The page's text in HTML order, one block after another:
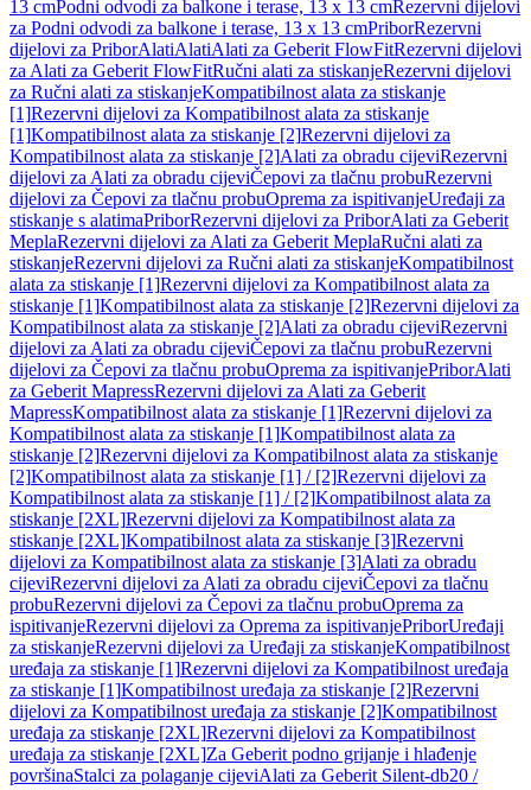
13 cmPodni odvodi za balkone i terase, 13 x 13 cmRezervni dijelovi
za Podni odvodi za balkone i terase, 13 x 13 cmPriborRezervni
dijelovi za PriborAlatiAlatiAlati za Geberit FlowFitRezervni dijelovi
za Alati za Geberit FlowFitRučni alati za stiskanjeRezervni dijelovi
za Ručni alati za stiskanjeKompatibilnost alata za stiskanje
[1]Rezervni dijelovi za Kompatibilnost alata za stiskanje
[1]Kompatibilnost alata za stiskanje [2]Rezervni dijelovi za
Kompatibilnost alata za stiskanje [2]Alati za obradu cijeviRezervni
dijelovi za Alati za obradu cijeviČepovi za tlačnu probuRezervni
dijelovi za Čepovi za tlačnu probuOprema za ispitivanjeUređaji za
stiskanje s alatimaPriborRezervni dijelovi za PriborAlati za Geberit
MeplaRezervni dijelovi za Alati za Geberit MeplaRučni alati za
stiskanjeRezervni dijelovi za Ručni alati za stiskanjeKompatibilnost
alata za stiskanje [1]Rezervni dijelovi za Kompatibilnost alata za
stiskanje [1]Kompatibilnost alata za stiskanje [2]Rezervni dijelovi za
Kompatibilnost alata za stiskanje [2]Alati za obradu cijeviRezervni
dijelovi za Alati za obradu cijeviČepovi za tlačnu probuRezervni
dijelovi za Čepovi za tlačnu probuOprema za ispitivanjePriborAlati
za Geberit MapressRezervni dijelovi za Alati za Geberit
MapressKompatibilnost alata za stiskanje [1]Rezervni dijelovi za
Kompatibilnost alata za stiskanje [1]Kompatibilnost alata za
stiskanje [2]Rezervni dijelovi za Kompatibilnost alata za stiskanje
[2]Kompatibilnost alata za stiskanje [1] / [2]Rezervni dijelovi za
Kompatibilnost alata za stiskanje [1] / [2]Kompatibilnost alata za
stiskanje [2XL]Rezervni dijelovi za Kompatibilnost alata za
stiskanje [2XL]Kompatibilnost alata za stiskanje [3]Rezervni
dijelovi za Kompatibilnost alata za stiskanje [3]Alati za obradu
cijeviRezervni dijelovi za Alati za obradu cijeviČepovi za tlačnu
probuRezervni dijelovi za Čepovi za tlačnu probuOprema za
ispitivanjeRezervni dijelovi za Oprema za ispitivanjePriborUređaji
za stiskanjeRezervni dijelovi za Uređaji za stiskanjeKompatibilnost
uređaja za stiskanje [1]Rezervni dijelovi za Kompatibilnost uređaja
za stiskanje [1]Kompatibilnost uređaja za stiskanje [2]Rezervni
dijelovi za Kompatibilnost uređaja za stiskanje [2]Kompatibilnost
uređaja za stiskanje [2XL]Rezervni dijelovi za Kompatibilnost
uređaja za stiskanje [2XL]Za Geberit podno grijanje i hlađenje
površinaStalci za polaganje cijeviAlati za Geberit Silent-db20 /